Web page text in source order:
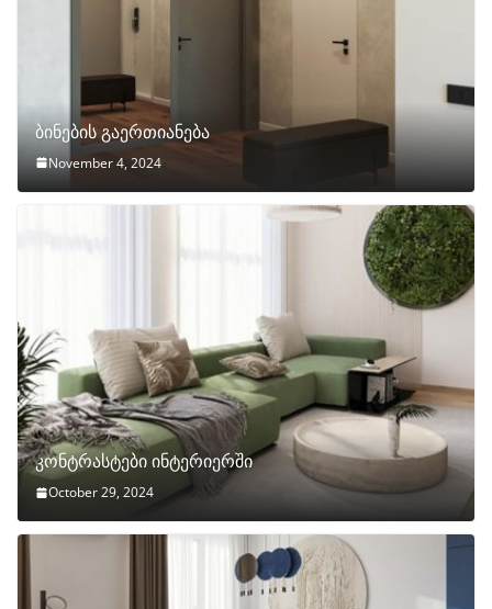
ბინების გაერთიანება
November 4, 2024
კონტრასტები ინტერიერში
October 29, 2024